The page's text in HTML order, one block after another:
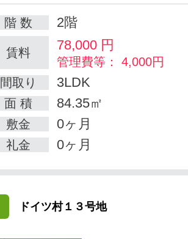
階 数 2階
賃料 78,000 円
管理費等： 4,000円
間取り
3LDK
面 積 84.35㎡
敷金 0ヶ月
礼金 0ヶ月
ドイツ村１３号地